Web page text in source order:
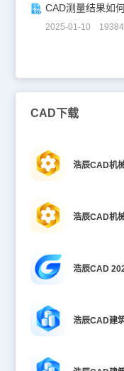
2025-01-10 19384
CAD下载
浩辰CAD机
浩辰CAD机
浩辰CAD
浩辰CAD建